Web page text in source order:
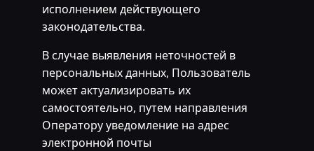
исполнением действующего
законодательства.
В случае выявления неточностей в
персональных данных, Пользователь
может актуализировать их
самостоятельно, путем направления
Оператору уведомление на адрес
электронной почты